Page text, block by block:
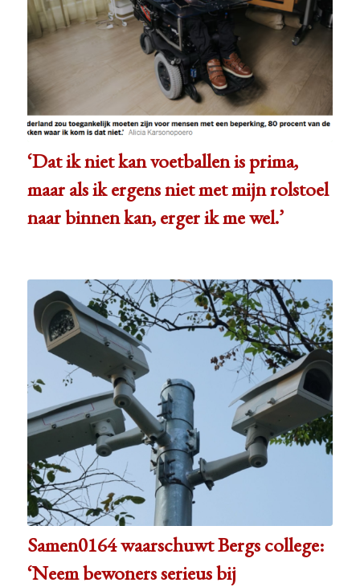
‘Dat ik niet kan voetballen is prima,
maar als ik ergens niet met mijn rolstoel
naar binnen kan, erger ik me wel.’
Samen0164 waarschuwt Bergs college:
‘Neem bewoners serieus bij